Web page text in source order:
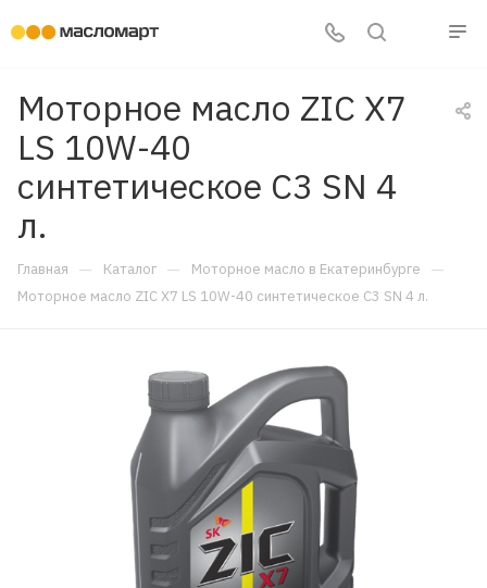
Моторное масло ZIC X7
LS 10W-40
синтетическое C3 SN 4
л.
Главная — Каталог — Моторное масло в Екатеринбурге —
Моторное масло ZIC X7 LS 10W-40 синтетическое C3 SN 4 л.